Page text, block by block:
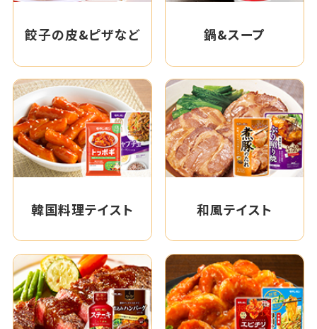
餃子の皮&ピザなど 鍋&スープ
韓国料理テイスト 和風テイスト